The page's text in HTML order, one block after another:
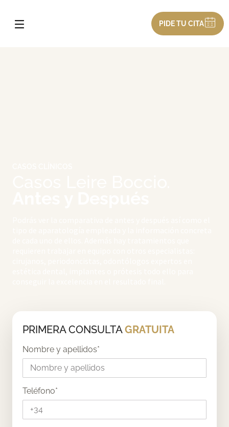
PIDE TU CITA
PRIMERA CONSULTAGRATUITA
Nombre y apellidos*
Teléfono*